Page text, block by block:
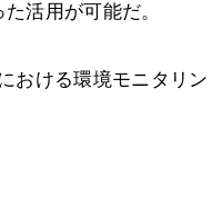
活用が可能だ。
おける環境モニタリン